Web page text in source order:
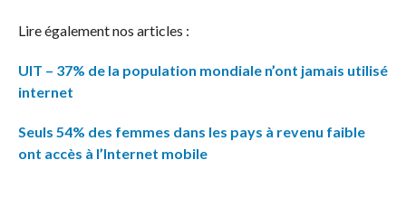
Lire également nos articles :
UIT – 37% de la population mondiale n’ont jamais utilisé
internet
Seuls 54% des femmes dans les pays à revenu faible
ont accès à l’Internet mobile